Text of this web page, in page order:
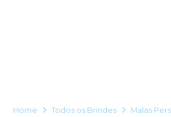
Home Todos os Brindes Malas
de marketing. Você pode alterar suas